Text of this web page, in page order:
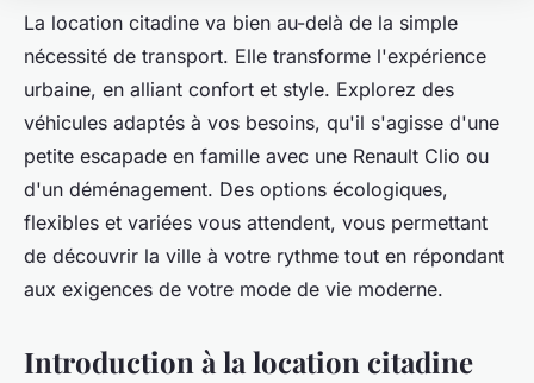
La location citadine va bien au-delà de la simple
nécessité de transport. Elle transforme l'expérience
urbaine, en alliant confort et style. Explorez des
véhicules adaptés à vos besoins, qu'il s'agisse d'une
petite escapade en famille avec une Renault Clio ou
d'un déménagement. Des options écologiques,
flexibles et variées vous attendent, vous permettant
de découvrir la ville à votre rythme tout en répondant
aux exigences de votre mode de vie moderne.
Introduction à la location citadine